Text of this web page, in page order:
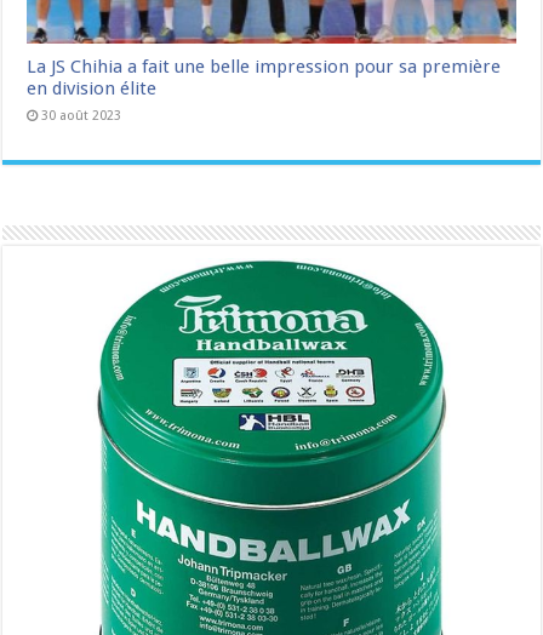
La JS Chihia a fait une belle impression pour sa première
en division élite
30 août 2023